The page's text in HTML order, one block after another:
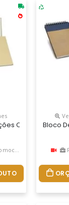
Feito Em
Com Pauta
Bloco